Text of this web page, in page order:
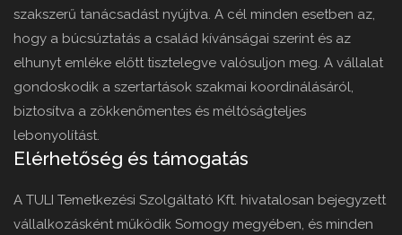
szakszerű tanácsadást nyújtva. A cél minden esetben az,
hogy a búcsúztatás a család kívánságai szerint és az
elhunyt emléke előtt tisztelegve valósuljon meg. A vállalat
gondoskodik a szertartások szakmai koordinálásáról,
biztosítva a zökkenőmentes és méltóságteljes
lebonyolítást.
Elérhetőség és támogatás
A TULI Temetkezési Szolgáltató Kft. hivatalosan bejegyzett
vállalkozásként működik Somogy megyében, és minden